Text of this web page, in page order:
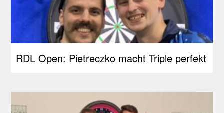
RDL Open: Pietreczko macht Triple perfekt